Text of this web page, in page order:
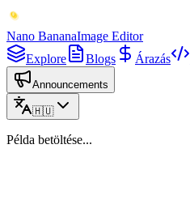
Nano BananaImage Editor
Explore
Blogs Árazás
Announcements
🇭🇺
Példa betöltése...